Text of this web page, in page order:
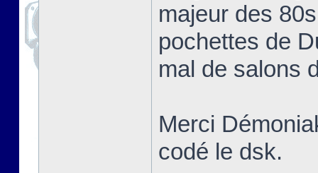
majeur des
pochettes de
mal de salons
Merci
codé le dsk.